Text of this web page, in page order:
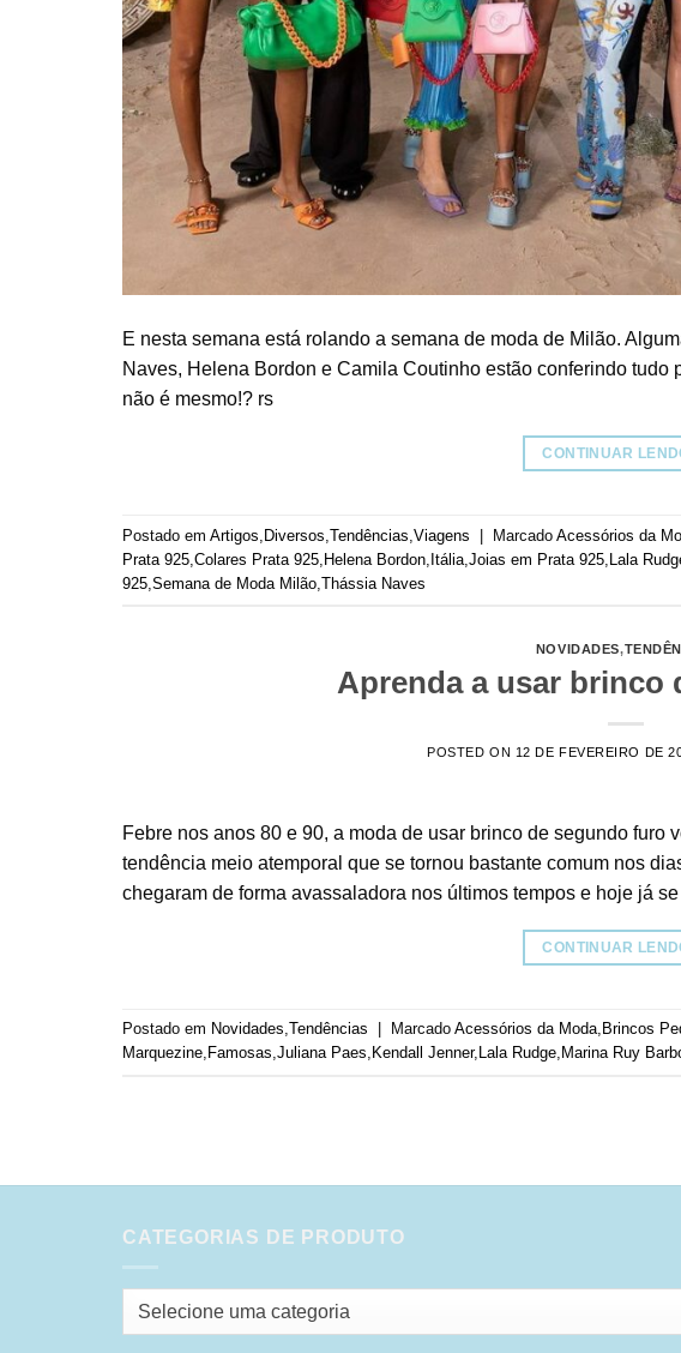
E nesta semana está rolando a semana de moda de Milão.
Naves, Helena Bordon e Camila Coutinho estão conferindo tudo
não é mesmo!? rs
CONTINUAR
Postado em Artigos Diversos Tendências Viagens | Marcado Acessórios da
Prata 925 Colares Prata 925 Helena Bordon Itália Joias em Prata 925 Lala
925 Semana de Moda Milão Thássia Naves
NOVIDADES,
Aprenda a usar brinco
POSTED ON 12 DE FEVEREIRO DE
Febre nos anos 80 e 90, a moda de usar brinco de segundo furo
tendência meio atemporal que se tornou bastante comum nos
chegaram de forma avassaladora nos últimos tempos e hoje já
CONTINUAR
Postado em Novidades,Tendências Marcado Acessórios da Moda, Brincos
Marquezine, Famosas,Juliana Paes, Kendall Jenner, Lala Rudge, Marina Ruy
CATEGORIAS DE PRODUTO
Selecione uma categoria